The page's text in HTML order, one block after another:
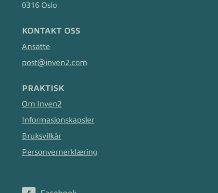
0316 Oslo
KONTAKT OSS
Ansatte
post@inven2.com
PRAKTISK
Om Inven2
Informasjonskapsler
Bruksvilkår
Personvernerklæring